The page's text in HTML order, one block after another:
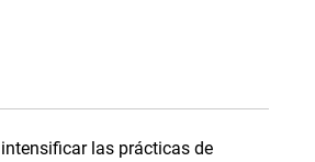
las prácticas de